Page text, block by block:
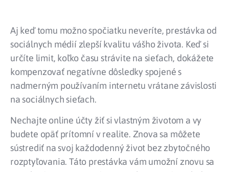
Aj keď tomu možno spočiatku neveríte, prestávka od
sociálnych médií zlepší kvalitu vášho života. Keď si
určíte limit, koľko času strávite na sieťach, dokážete
kompenzovať negatívne dôsledky spojené s
nadmerným používaním internetu vrátane závislosti
na sociálnych sieťach.
Nechajte online účty žiť si vlastným životom a vy
budete opäť prítomní v realite. Znova sa môžete
sústrediť na svoj každodenný život bez zbytočného
rozptyľovania. Táto prestávka vám umožní znovu sa